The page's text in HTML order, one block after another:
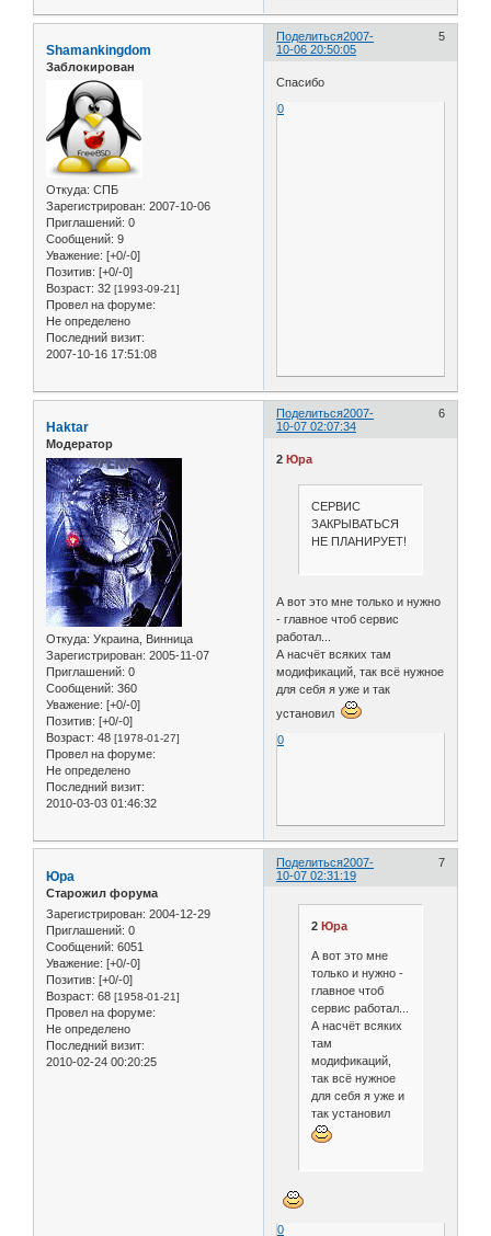
Поделиться 5
2007-
10-06 20:50:05
Shamankingdom
Заблокирован
Откуда: СПБ
Зарегистрирован: 2007-10-06
Приглашений: 0
Сообщений: 9
Уважение: [+0/-0]
Позитив: [+0/-0]
Возраст: 32 [1993-09-21]
Провел на форуме:
Не определено
Последний визит:
2007-10-16 17:51:08
Спасибо
0
Поделиться 6
2007-
10-07 02:07:34
Haktar
Модератор
Откуда: Украина, Винница
Зарегистрирован: 2005-11-07
Приглашений: 0
Сообщений: 360
Уважение: [+0/-0]
Позитив: [+0/-0]
Возраст: 48 [1978-01-27]
Провел на форуме:
Не определено
Последний визит:
2010-03-03 01:46:32
2Юра
СЕРВИС
ЗАКРЫВАТЬСЯ
НЕ ПЛАНИРУЕТ!
А вот это мне только и нужно
- главное чтоб сервис
работал...
А насчёт всяких там
модификаций, так всё нужное
для себя я уже и так
установил
0
Поделиться 7
2007-
10-07 02:31:19
Юра
Старожил форума
Зарегистрирован: 2004-12-29
Приглашений: 0
Сообщений: 6051
Уважение: [+0/-0]
Позитив: [+0/-0]
Возраст: 68 [1958-01-21]
Провел на форуме:
Не определено
Последний визит:
2010-02-24 00:20:25
2 Юра
А вот это мне
только и нужно -
главное чтоб
сервис работал...
А насчёт всяких
там
модификаций,
так всё нужное
для себя я уже и
так установил
0